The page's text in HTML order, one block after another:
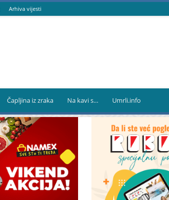
Arhiva vijesti
Čapljina iz zraka Na kavi s… Umrli.info